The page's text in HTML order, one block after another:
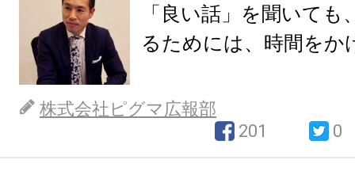
「良い話」を聞いて
るためには、時間をか
株式会社ピグマ広報部
201
0